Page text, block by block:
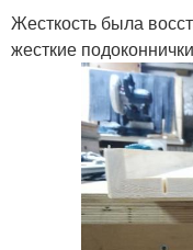
Жесткость была
жесткие